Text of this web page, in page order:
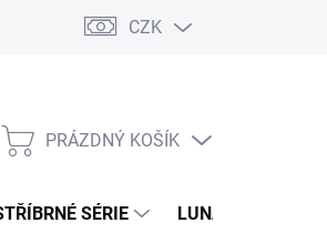
CZK
NÁKUPNÍ
PRÁZDNÝ KOŠÍK
SÉRIE LUNÁRNÍ SÉRIE